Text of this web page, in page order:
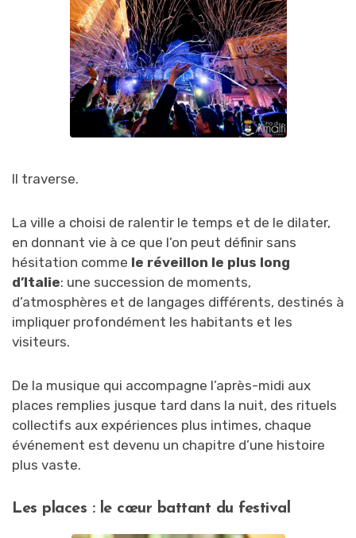
Il traverse.
La ville a choisi de ralentir le temps et de le dilater,
en donnant vie à ce que l’on peut définir sans
hésitation comme le réveillon le plus long
d’Italie: une succession de moments,
d’atmosphères et de langages différents, destinés à
impliquer profondément les habitants et les
visiteurs.
De la musique qui accompagne l’après-midi aux
places remplies jusque tard dans la nuit, des rituels
collectifs aux expériences plus intimes, chaque
événement est devenu un chapitre d’une histoire
plus vaste.
Les places : le cœur battant du festival